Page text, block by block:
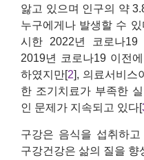
앓고 있으며 인구의 약
누구에게나 발생할 수 있
시한 2022년 코로나19
2019년 코로나19 이전
하였지만[2], 의료서비스
한 조기치료가 부족한
인 문제가 지속되고 있다[
구강은 음식을 섭취하
구강건강은 삶의 질을